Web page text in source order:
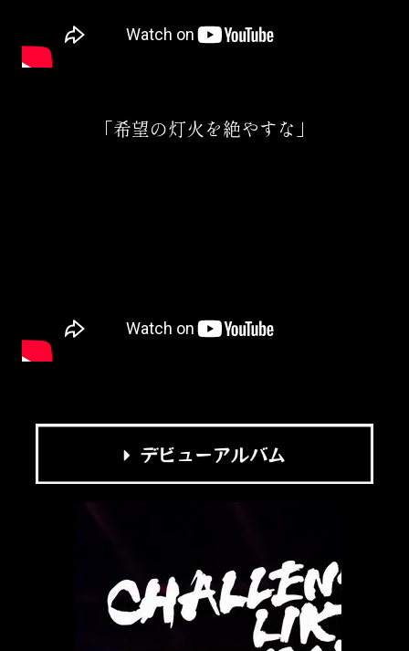
「希望の灯火を絶やすな」
デビューアルバム